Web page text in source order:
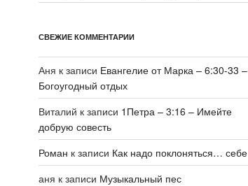
СВЕЖИЕ КОММЕНТАРИИ
Аня к записи Евангелие от Марка – 6:30-33 –
Богоугодный отдых
Виталий к записи 1Петра – 3:16 – Имейте
добрую совесть
Роман к записи Как надо поклоняться… себе
аня к записи Музыкальный пес